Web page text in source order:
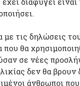
τις δηλώσεις
που θα
σε νέες
δεν θα
άνθρωποι